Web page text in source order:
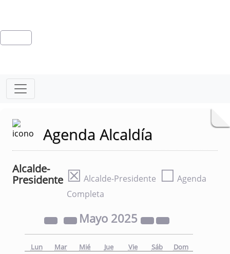
Agenda Alcaldía
Alcalde-
Presidente ☒ Alcalde-Presidente ☐ Agenda
Completa
Mayo 2025
Lun Mar Mié Jue Vie Sáb Dom